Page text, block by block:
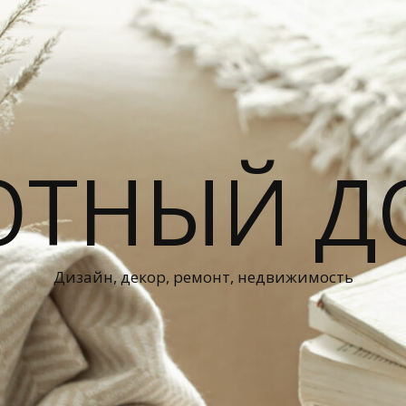
Дизайн, декор, ремонт, недвижимость